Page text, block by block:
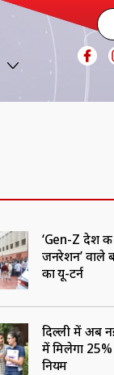
‘Gen-Z देश की
जनरेशन’ वाले
का यू-टर्न
दिल्ली में अब नई
में मिलेगा
नियम